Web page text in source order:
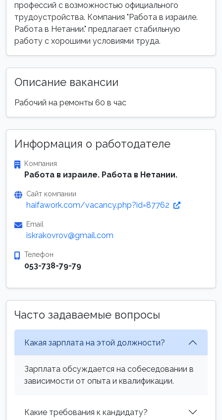
профессий с возможностью официального
трудоустройства. Компания "Работа в израиле.
Работа в Нетании." предлагает стабильную
работу с хорошими условиями труда.
Описание вакансии
Рабочий на ремонты 60 в час
Информация о работодателе
Компания
Работа в израиле. Работа в Нетании.
Сайт компании
haifawork.com/vacancy.php?id=87762
Email
iskrakovrov@gmail.com
Телефон
053-738-79-79
Часто задаваемые вопросы
Какая зарплата на этой должности?
Зарплата обсуждается на собеседовании в
зависимости от опыта и квалификации.
Какие требования к кандидату?